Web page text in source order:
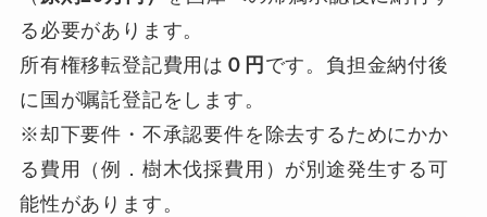
る必要があります。
所有権移転登記費用は ０円 です。負担金納付後
に国が嘱託登記をします。
※却下要件・不承認要件を除去するためにかか
る費用（例．樹木伐採費用）が別途発生する可
能性があります。